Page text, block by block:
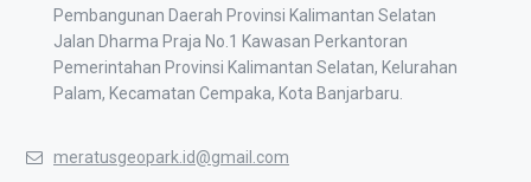
Pembangunan Daerah Provinsi Kalimantan Selatan
Jalan Dharma Praja No.1 Kawasan Perkantoran
Pemerintahan Provinsi Kalimantan Selatan, Kelurahan
Palam, Kecamatan Cempaka, Kota Banjarbaru.
meratusgeopark.id@gmail.com